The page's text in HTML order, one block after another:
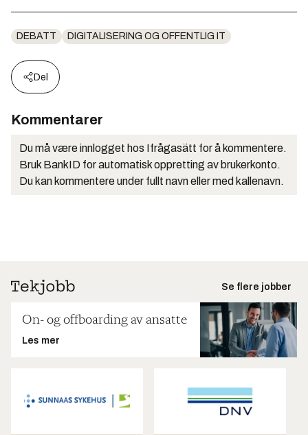
DEBATT DIGITALISERING OG OFFENTLIG IT
Del
Kommentarer
Du må være innlogget hos Ifrågasätt for å kommentere.
Bruk BankID for automatisk oppretting av brukerkonto.
Du kan kommentere under fullt navn eller med kallenavn.
Se flere jobber
On- og offboarding av ansatte
Les mer